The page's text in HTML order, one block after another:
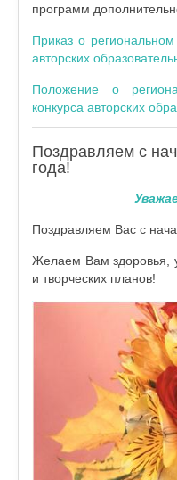
программ
Приказ о региональном
авторских
Положение о
конкурса авторских
Поздравляем с
года!
Поздравляем Вас с
Желаем Вам здоровья,
и творческих планов!